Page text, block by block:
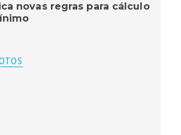
novas regras para cálculo